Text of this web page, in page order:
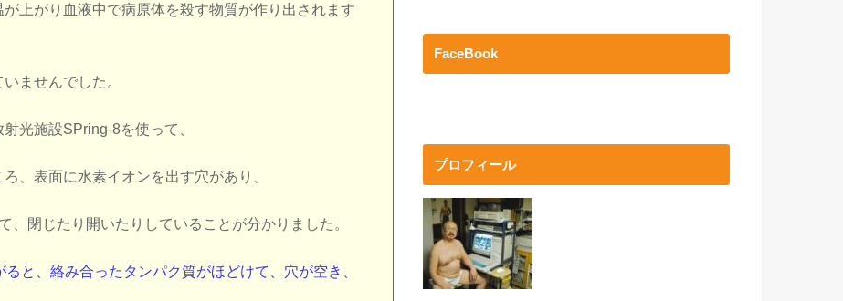
上がり血液中で病原体を殺す物質が作り出されます
ませんでした。
光施設SPring-8を使って、
、表面に水素イオンを出す穴があり、
、閉じたり開いたりしていることが分かりました。
と、絡み合ったタンパク質がほどけて、穴が空き、
FaceBook
プロフィール